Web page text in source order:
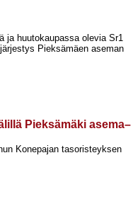
ja huutokaupassa olevia Sr1
Pieksämäen aseman
Pieksämäki asema–
Konepajan tasoristeyksen